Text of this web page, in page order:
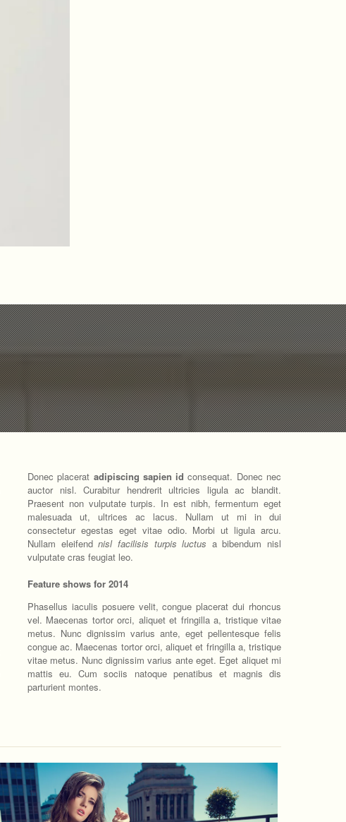
Donec placerat adipiscing sapien id consequat. Donec nec
auctor nisl. Curabitur hendrerit ultricies ligula ac blandit.
Praesent non vulputate turpis. In est nibh, fermentum eget
malesuada ut, ultrices ac lacus. Nullam ut mi in dui
consectetur egestas eget vitae odio. Morbi ut ligula arcu.
Nullam eleifendnisl facilisis turpis luctus a bibendum nisl
vulputate cras feugiat leo.
Feature shows for 2014
Phasellus iaculis posuere velit, congue placerat dui rhoncus
vel. Maecenas tortor orci, aliquet et fringilla a, tristique vitae
metus. Nunc dignissim varius ante, eget pellentesque felis
congue ac. Maecenas tortor orci, aliquet et fringilla a, tristique
vitae metus. Nunc dignissim varius ante eget. Eget aliquet mi
mattis eu. Cum sociis natoque penatibus et magnis dis
parturient montes.